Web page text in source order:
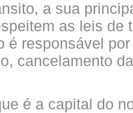
a sua
as leis de
é responsável
cancelamento
é a capital do